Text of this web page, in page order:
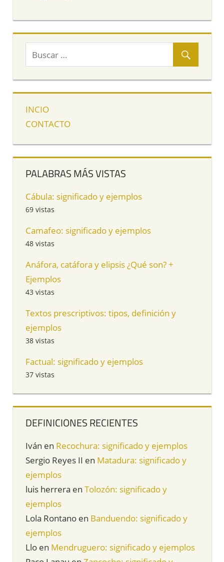
INCIO
CONTACTO
PALABRAS MÁS VISTAS
Cábula: significado y ejemplos
69 vistas
Camafeo: significado y ejemplos
48 vistas
Anáfora, catáfora y elipsis ¿Qué son? +
Ejemplos
43 vistas
Textos prescriptivos: tipos, definición y
ejemplos
38 vistas
Factual: significado y ejemplos
37 vistas
DEFINICIONES RECIENTES
Iván en Recochura: significado y ejemplos
Sergio Reyes II en Matadura: significado y
ejemplos
luis herrera en Tolozón: significado y
ejemplos
Lola Rontano en Banduendo: significado y
ejemplos
Llo en Mendruguero: significado y ejemplos